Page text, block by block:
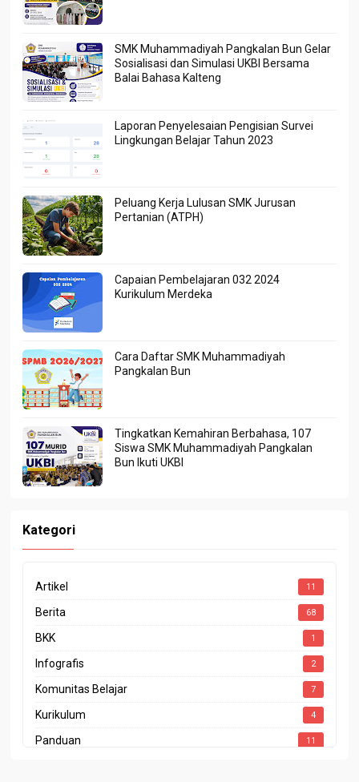
SMK Muhammadiyah Pangkalan Bun Gelar
Sosialisasi dan Simulasi UKBI Bersama
Balai Bahasa Kalteng
Laporan Penyelesaian Pengisian Survei
Lingkungan Belajar Tahun 2023
Peluang Kerja Lulusan SMK Jurusan
Pertanian (ATPH)
Capaian Pembelajaran 032 2024
Kurikulum Merdeka
Cara Daftar SMK Muhammadiyah
Pangkalan Bun
Tingkatkan Kemahiran Berbahasa, 107
Siswa SMK Muhammadiyah Pangkalan
Bun Ikuti UKBI
Kategori
Artikel 11
Berita 68
BKK 1
Infografis 2
Komunitas Belajar 7
Kurikulum 4
Panduan 11